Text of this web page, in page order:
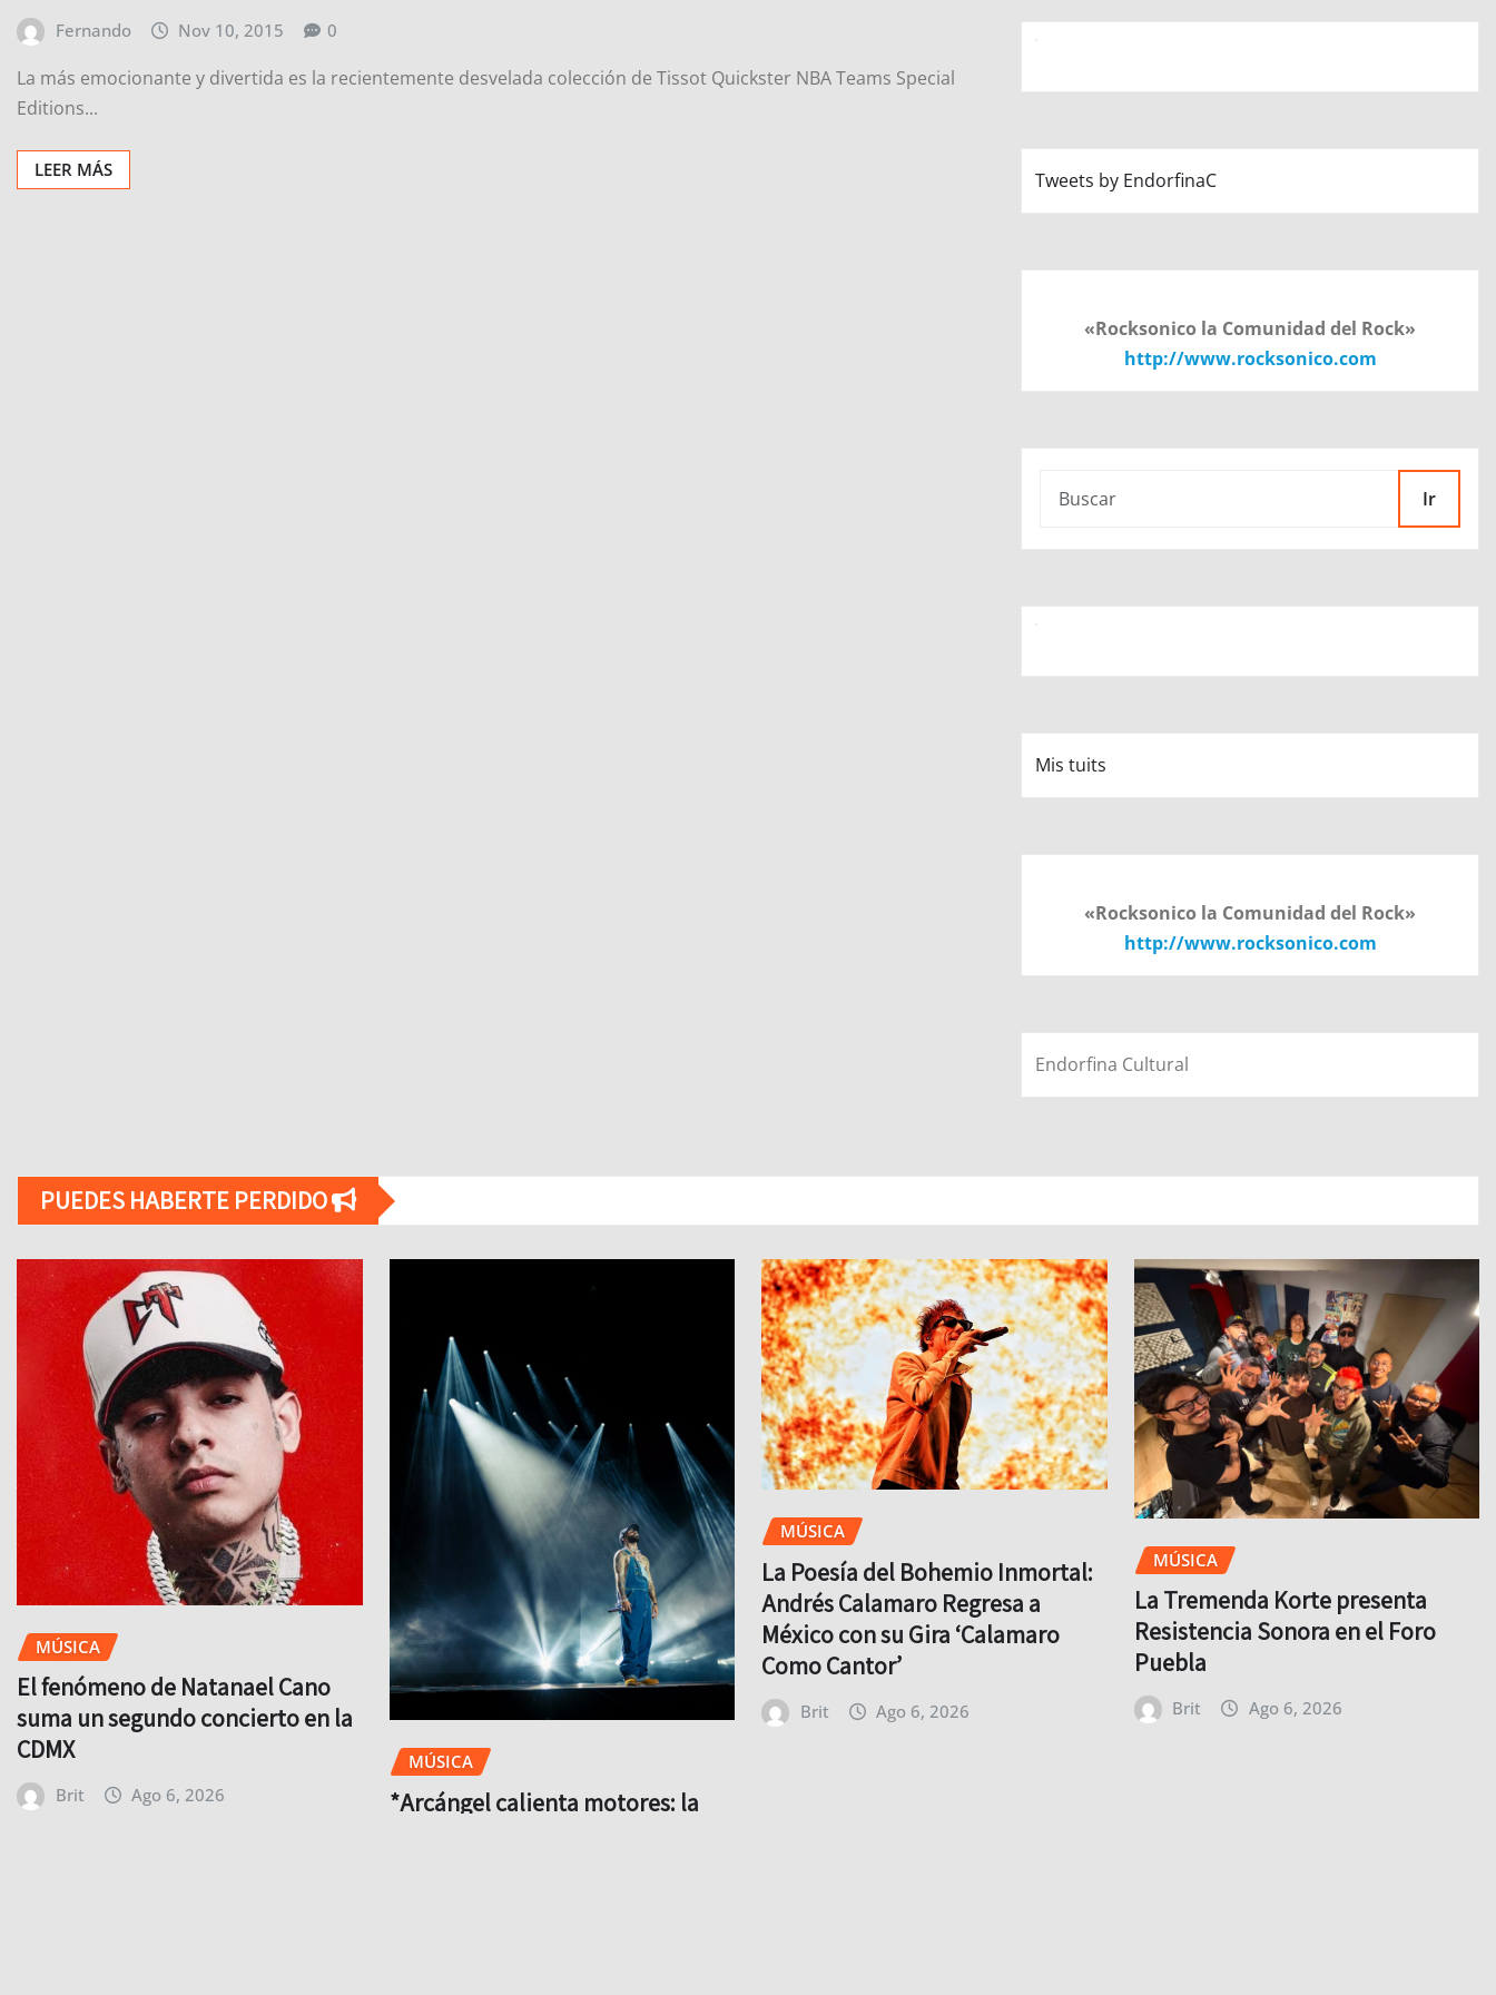
Fernando Nov 10, 2015 0
La más emocionante y divertida es la recientemente desvelada colección de Tissot Quickster NBA Teams Special
Editions...
LEER MÁS Tweets by EndorfinaC
«Rocksonico la Comunidad del Rock»
http://www.rocksonico.com
Ir
Mis tuits
«Rocksonico la Comunidad del Rock»
http://www.rocksonico.com
Endorfina Cultural
PUEDES HABERTE PERDIDO
MÚSICA
El fenómeno de Natanael Cano
suma un segundo concierto en la
CDMX
Brit Ago 6, 2026
MÚSICA
*Arcángel calienta motores: la
MÚSICA
La Poesía del Bohemio Inmortal:
Andrés Calamaro Regresa a
México con su Gira ‘Calamaro
Como Cantor’
Brit Ago 6, 2026
MÚSICA
La Tremenda Korte presenta
Resistencia Sonora en el Foro
Puebla
Brit Ago 6, 2026